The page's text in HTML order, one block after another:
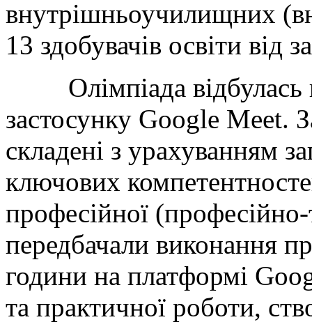
внутрішньоучилищних
13 здобувачів освіти від
Олімпіада відбулась
застосунку Google Meet.
складені з урахуванням
ключових
професійної (професійно-
передбачали виконання
години на платформі
та практичної роботи,